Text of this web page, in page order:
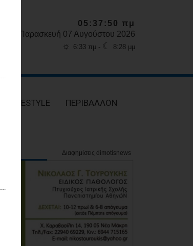
05:37:51 πμ
Παρασκευή 07 Αυγούστου 2026
☼ 6:33 πμ - ☾ 8:28 μμ
LIFESTYLE ΠΕΡΙΒΑΛΛΟΝ